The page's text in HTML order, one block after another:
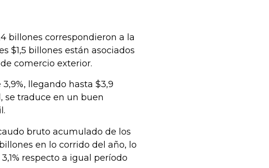
billones correspondieron a la
$1,5 billones están asociados
comercio exterior.
llegando hasta $3,9
se traduce en un buen
bruto acumulado de los
en lo corrido del año, lo
respecto a igual período